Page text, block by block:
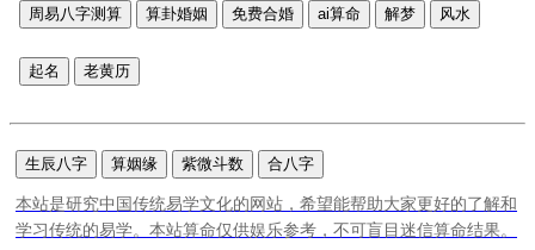
周易八字测算 算卦婚姻 免费合婚 ai算命 解梦 风水
起名 老黄历
生辰八字 算姻缘 紫微斗数 合八字
本站是研究中国传统易学文化的网站，希望能帮助大家更好的了解和
学习传统的易学。本站算命仅供娱乐参考，不可盲目迷信算命结果。